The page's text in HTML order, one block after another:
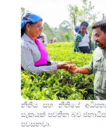
නීතිය සහ නීතියේ
සැකයක් පවතින බව
පවසනවා.